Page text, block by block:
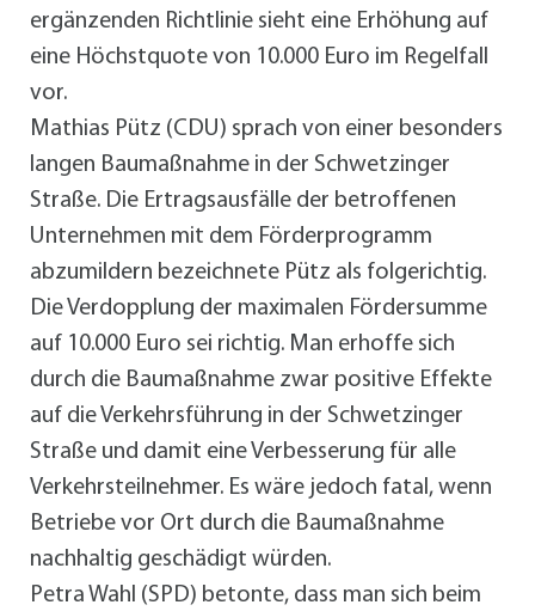
ergänzenden Richtlinie sieht eine Erhöhung auf
eine Höchstquote von 10.000 Euro im Regelfall
vor.
Mathias Pütz (CDU) sprach von einer besonders
langen Baumaßnahme in der Schwetzinger
Straße. Die Ertragsausfälle der betroffenen
Unternehmen mit dem Förderprogramm
abzumildern bezeichnete Pütz als folgerichtig.
Die Verdopplung der maximalen Fördersumme
auf 10.000 Euro sei richtig. Man erhoffe sich
durch die Baumaßnahme zwar positive Effekte
auf die Verkehrsführung in der Schwetzinger
Straße und damit eine Verbesserung für alle
Verkehrsteilnehmer. Es wäre jedoch fatal, wenn
Betriebe vor Ort durch die Baumaßnahme
nachhaltig geschädigt würden.
Petra Wahl (SPD) betonte, dass man sich beim